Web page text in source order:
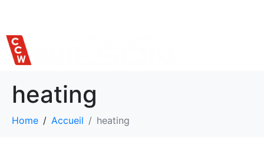
heating
Home Accueil heating